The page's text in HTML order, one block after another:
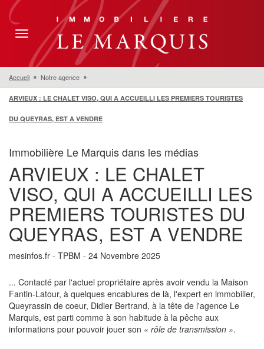
Toggle
navigation
Accueil Notre agence
ARVIEUX : LE CHALET VISO, QUI A ACCUEILLI LES PREMIERS TOURISTES
DU QUEYRAS, EST A VENDRE
Immobilière Le Marquis dans les médias
ARVIEUX : LE CHALET
VISO, QUI A ACCUEILLI LES
PREMIERS TOURISTES DU
QUEYRAS, EST A VENDRE
mesinfos.fr - TPBM - 24 Novembre 2025
... Contacté par l'actuel propriétaire après avoir vendu la Maison
Fantin-Latour, à quelques encablures de là, l'expert en immobilier,
Queyrassin de coeur, Didier Bertrand, à la tête de l'agence Le
Marquis, est parti comme à son habitude à la pêche aux
informations pour pouvoir jouer son « rôle de transmission ».